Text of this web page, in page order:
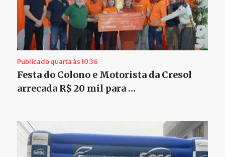
Publicado quarta às 10:36
Festa do Colono e Motorista da Cresol
arrecada R$ 20 mil para …